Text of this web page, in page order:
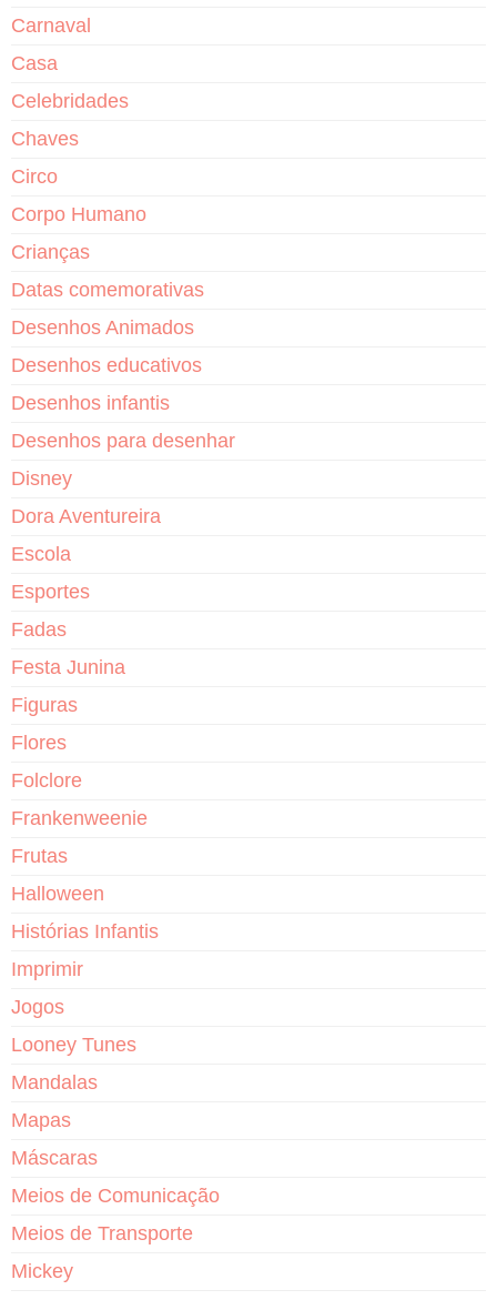
Carnaval
Casa
Celebridades
Chaves
Circo
Corpo Humano
Crianças
Datas comemorativas
Desenhos Animados
Desenhos educativos
Desenhos infantis
Desenhos para desenhar
Disney
Dora Aventureira
Escola
Esportes
Fadas
Festa Junina
Figuras
Flores
Folclore
Frankenweenie
Frutas
Halloween
Histórias Infantis
Imprimir
Jogos
Looney Tunes
Mandalas
Mapas
Máscaras
Meios de Comunicação
Meios de Transporte
Mickey